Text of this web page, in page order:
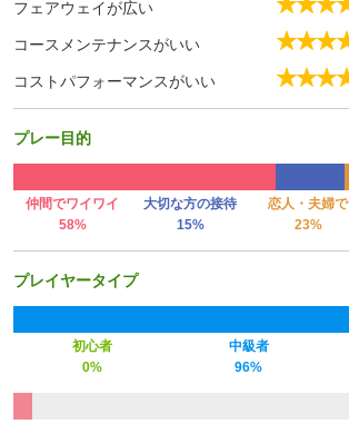
フェアウェイが広い
コースメンテナンスがいい
コストパフォーマンスがいい
プレー目的
仲間でワイワイ 大切な方の接待 恋人・夫婦で
58%
15% 23%
プレイヤータイプ
初心者 中級者
0%
96%